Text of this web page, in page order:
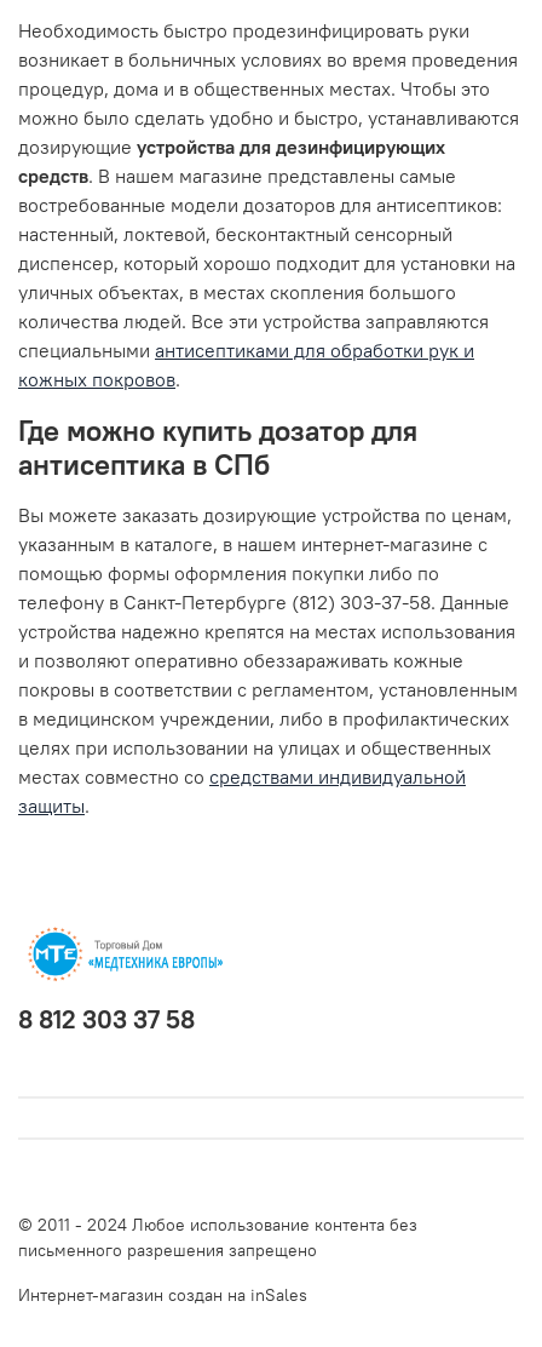
Необходимость быстро продезинфицировать руки
возникает в больничных условиях во время проведения
процедур, дома и в общественных местах. Чтобы это
можно было сделать удобно и быстро, устанавливаются
дозирующие устройства для дезинфицирующих
средств. В нашем магазине представлены самые
востребованные модели дозаторов для антисептиков:
настенный, локтевой, бесконтактный сенсорный
диспенсер, который хорошо подходит для установки на
уличных объектах, в местах скопления большого
количества людей. Все эти устройства заправляются
специальными антисептиками для обработки рук и
кожных покровов.
Где можно купить дозатор для
антисептика в СПб
Вы можете заказать дозирующие устройства по ценам,
указанным в каталоге, в нашем интернет-магазине с
помощью формы оформления покупки либо по
телефону в Санкт-Петербурге (812) 303-37-58. Данные
устройства надежно крепятся на местах использования
и позволяют оперативно обеззараживать кожные
покровы в соответствии с регламентом, установленным
в медицинском учреждении, либо в профилактических
целях при использовании на улицах и общественных
местах совместно со средствами индивидуальной
защиты.
8 812 303 37 58
© 2011 - 2024 Любое использование контента без
письменного разрешения запрещено
Интернет-магазин создан на inSales